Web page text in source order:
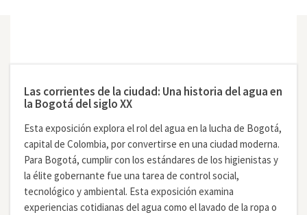
Las corrientes de la ciudad: Una historia del agua en
la Bogotá del siglo XX
Esta exposición explora el rol del agua en la lucha de Bogotá,
capital de Colombia, por convertirse en una ciudad moderna.
Para Bogotá, cumplir con los estándares de los higienistas y
la élite gobernante fue una tarea de control social,
tecnológico y ambiental. Esta exposición examina
experiencias cotidianas del agua como el lavado de la ropa o